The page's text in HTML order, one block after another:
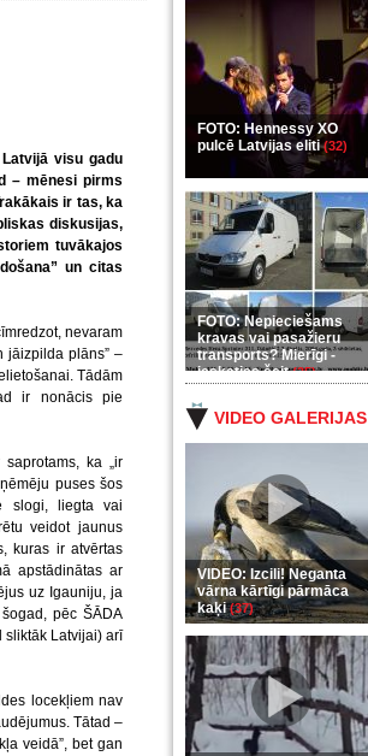
FOTO: Hennessy XO
pulcē Latvijas eliti(32)
FOTO: Nepieciešams
kravas vai pasažieru
transports? Mierīgi -
ieskaties šeit(35)
VIDEO GALERIJAS
VIDEO: Izcili! Neganta
vārna kārtīgi pārmāca
kaķi(37)
visu gadu
– mēnesi pirms
ir tas, ka
diskusijas,
tuvākajos
un citas
nevaram
jāizpilda plāns” –
Tādām
ir nonācis pie
ka „ir
puses šos
slogi, liegta vai
veidot jaunus
kuras ir atvērtas
apstādinātas ar
uz Igauniju, ja
pēc ŠĀDA
sliktāk Latvijai) arī
locekļiem nav
Tātad –
veidā”, bet gan